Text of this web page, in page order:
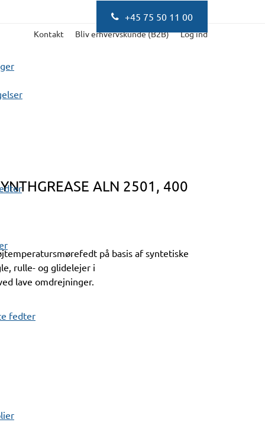
+45 75 50 11 00
Kontakt Bliv erhvervskunde (B2B) Log ind
fedter
ALN 2501, 400
på basis af syntetiske
rulle- og glidelejer i
lave omdrejninger.